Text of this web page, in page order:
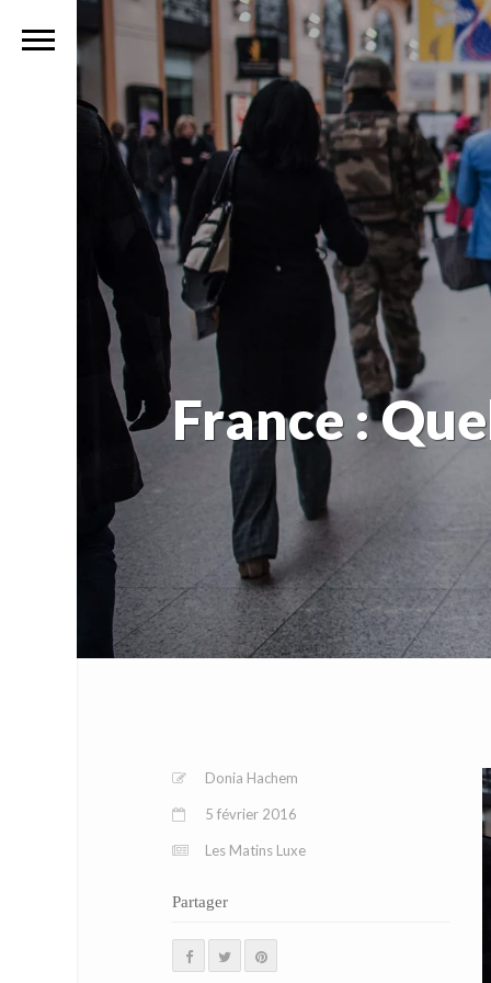
France :
Donia Hachem
5 février 2016
Les Matins Luxe
Partager